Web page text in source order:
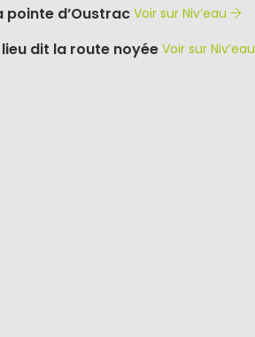
pointe d’Oustrac Voir sur Niv’eau
dit la route noyée Voir sur Niv’eau